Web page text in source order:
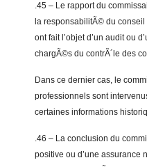
.45 – Le rapport du
la responsabilitÃ© du
ont fait l’objet d’un audit ou
chargÃ©s du contrÃ´le des
Dans ce dernier cas, le
professionnels sont
certaines informations
.46 – La conclusion du
positive ou d’une assurance